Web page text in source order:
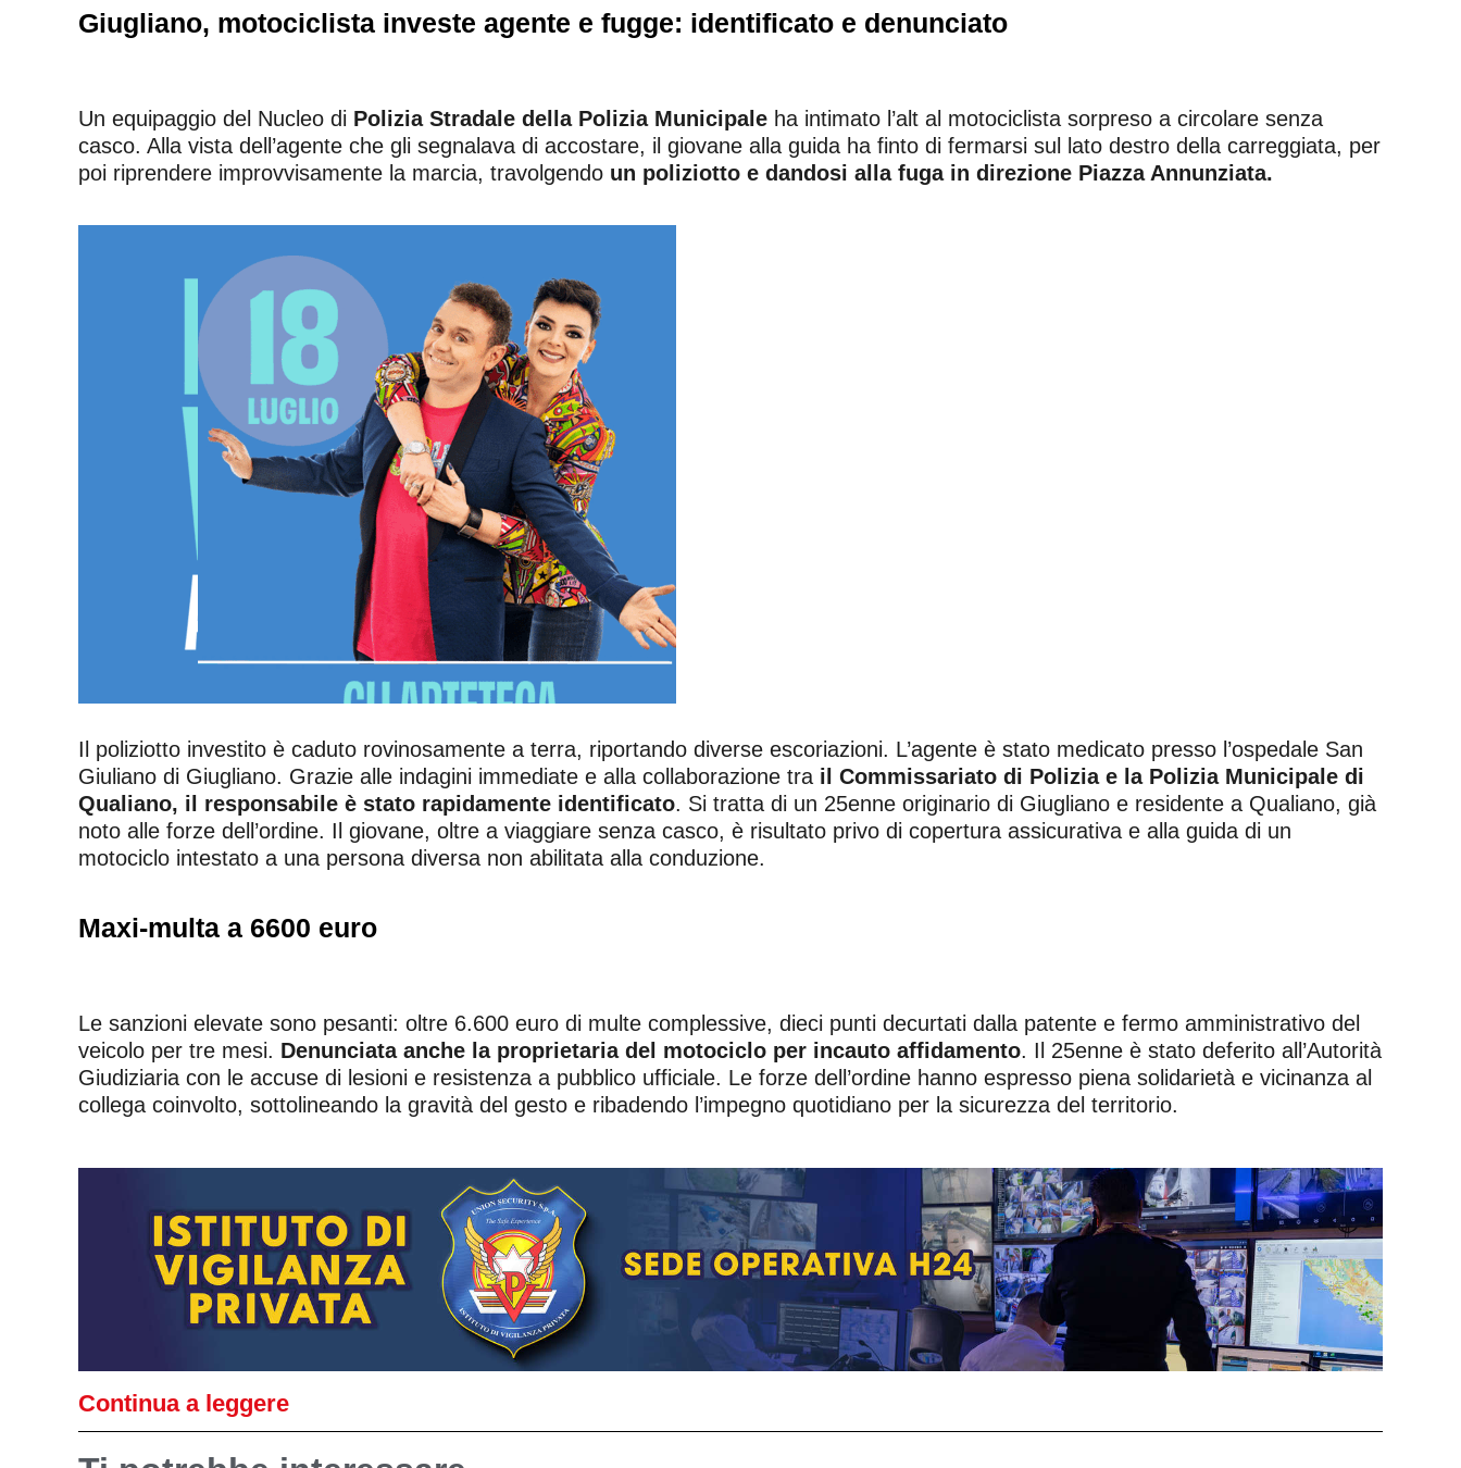
Giugliano, motociclista investe agente e fugge: identificato e denunciato
Un equipaggio del Nucleo di Polizia Stradale della Polizia Municipale ha intimato l’alt al motociclista sorpreso a circolare senza
casco. Alla vista dell’agente che gli segnalava di accostare, il giovane alla guida ha finto di fermarsi sul lato destro della carreggiata, per
poi riprendere improvvisamente la marcia, travolgendo un poliziotto e dandosi alla fuga in direzione Piazza Annunziata.
Il poliziotto investito è caduto rovinosamente a terra, riportando diverse escoriazioni. L’agente è stato medicato presso l’ospedale San
Giuliano di Giugliano. Grazie alle indagini immediate e alla collaborazione tra il Commissariato di Polizia e la Polizia Municipale di
Qualiano, il responsabile è stato rapidamente identificato. Si tratta di un 25enne originario di Giugliano e residente a Qualiano, già
noto alle forze dell’ordine. Il giovane, oltre a viaggiare senza casco, è risultato privo di copertura assicurativa e alla guida di un
motociclo intestato a una persona diversa non abilitata alla conduzione.
Maxi-multa a 6600 euro
Le sanzioni elevate sono pesanti: oltre 6.600 euro di multe complessive, dieci punti decurtati dalla patente e fermo amministrativo del
veicolo per tre mesi. Denunciata anche la proprietaria del motociclo per incauto affidamento. Il 25enne è stato deferito all’Autorità
Giudiziaria con le accuse di lesioni e resistenza a pubblico ufficiale. Le forze dell’ordine hanno espresso piena solidarietà e vicinanza al
collega coinvolto, sottolineando la gravità del gesto e ribadendo l’impegno quotidiano per la sicurezza del territorio.
Continua a leggere